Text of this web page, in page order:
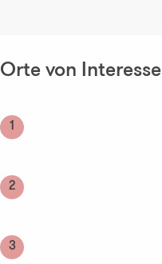
Orte von Interesse
1
2
3